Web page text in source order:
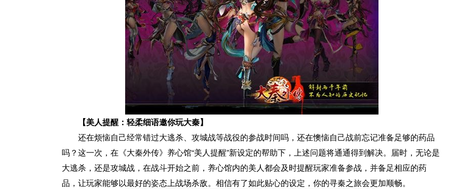
【美人提醒：轻柔细语邀你玩大秦】
还在烦恼自己经常错过大逃杀、攻城战等战役的参战时间吗，还在懊恼自己战前忘记准备足够的药品
吗？这一次，在《大秦外传》养心馆“美人提醒”新设定的帮助下，上述问题将通通得到解决。届时，无论是
大逃杀，还是攻城战，在战斗开始之前，养心馆内的美人都会及时提醒玩家准备参战，并备足相应的药
品，让玩家能够以最好的姿态上战场杀敌。相信有了如此贴心的设定，你的寻秦之旅会更加顺畅。